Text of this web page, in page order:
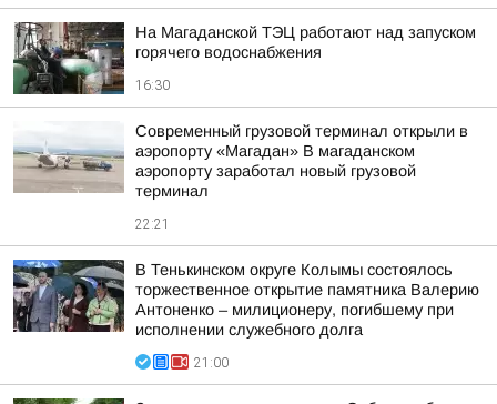
На Магаданской ТЭЦ работают над запуском
горячего водоснабжения
16:30
Современный грузовой терминал открыли в
аэропорту «Магадан» В магаданском
аэропорту заработал новый грузовой
терминал
22:21
В Тенькинском округе Колымы состоялось
торжественное открытие памятника Валерию
Антоненко – милиционеру, погибшему при
исполнении служебного долга
21:00